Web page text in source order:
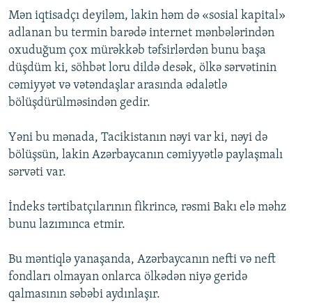
Mən iqtisadçı deyiləm, lakin həm də «sosial kapital»
adlanan bu termin barədə internet mənbələrindən
oxuduğum çox mürəkkəb təfsirlərdən bunu başa
düşdüm ki, söhbət loru dildə desək, ölkə sərvətinin
cəmiyyət və vətəndaşlar arasında ədalətlə
bölüşdürülməsindən gedir.
Yəni bu mənada, Tacikistanın nəyi var ki, nəyi də
bölüşsün, lakin Azərbaycanın cəmiyyətlə paylaşmalı
sərvəti var.
İndeks tərtibatçılarının fikrincə, rəsmi Bakı elə məhz
bunu lazımınca etmir.
Bu məntiqlə yanaşanda, Azərbaycanın nefti və neft
fondları olmayan onlarca ölkədən niyə geridə
qalmasının səbəbi aydınlaşır.